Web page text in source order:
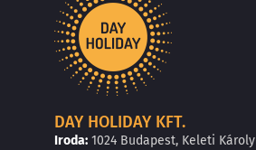
DAY HOLIDAY KFT.
Iroda: 1024 Budapest, Keleti